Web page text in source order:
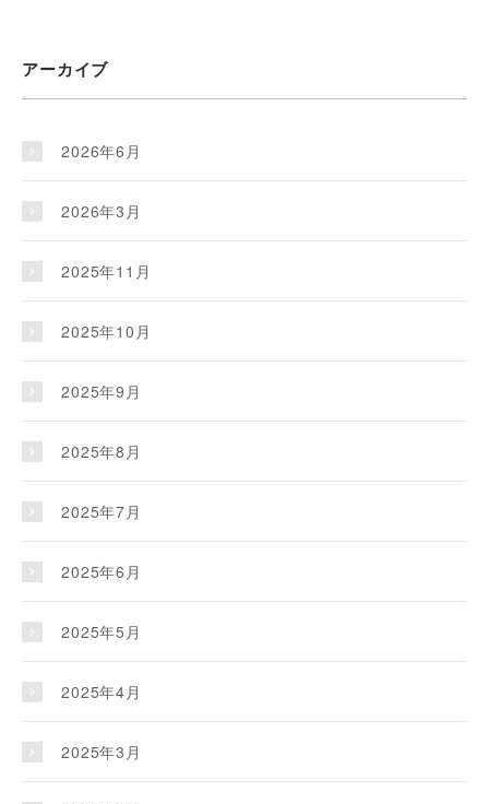
アーカイブ
2026年6月
2026年3月
2025年11月
2025年10月
2025年9月
2025年8月
2025年7月
2025年6月
2025年5月
2025年4月
2025年3月